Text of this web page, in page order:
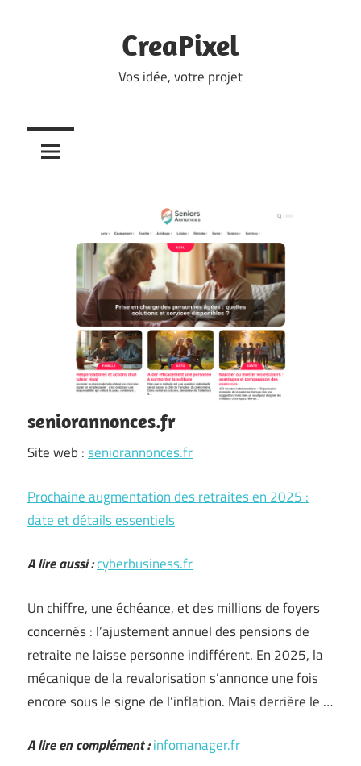
CreaPixel
Vos idée, votre projet
seniorannonces.fr
Site web :seniorannonces.fr
Prochaine augmentation des retraites en 2025 :
date et détails essentiels
A lire aussi :cyberbusiness.fr
Un chiffre, une échéance, et des millions de foyers
concernés : l’ajustement annuel des pensions de
retraite ne laisse personne indifférent. En 2025, la
mécanique de la revalorisation s’annonce une fois
encore sous le signe de l’inflation. Mais derrière le …
A lire en complément :infomanager.fr